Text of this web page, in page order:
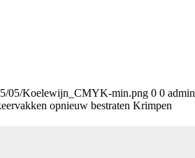
05/Koelewijn_CMYK-min.png 0 0 admin
opnieuw bestraten Krimpen